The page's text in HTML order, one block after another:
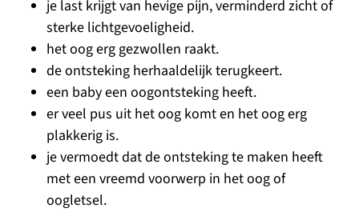
je last krijgt van hevige pijn, verminderd zicht of
sterke lichtgevoeligheid.
het oog erg gezwollen raakt.
de ontsteking herhaaldelijk terugkeert.
een baby een oogontsteking heeft.
er veel pus uit het oog komt en het oog erg
plakkerig is.
je vermoedt dat de ontsteking te maken heeft
met een vreemd voorwerp in het oog of
oogletsel.